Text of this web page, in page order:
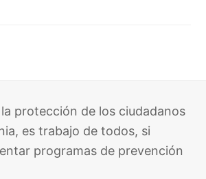
protección de los ciudadanos
es trabajo de todos, si
programas de prevención